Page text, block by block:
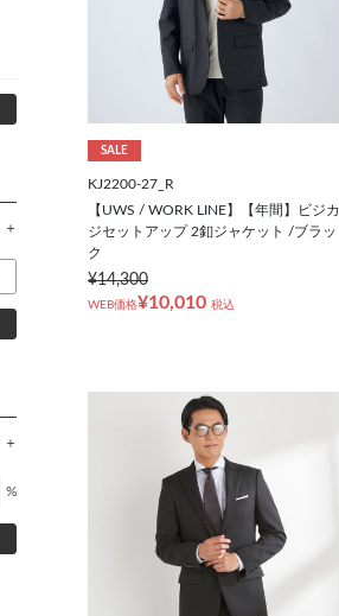
%
SALE
KJ2200-27_R
【UWS / WORK LINE】【年間】ビジカ
ジセットアップ 2釦ジャケット /ブラッ
ク
¥14,300
WEB価格¥10,010 税込